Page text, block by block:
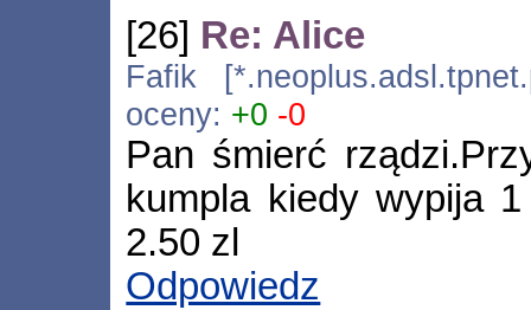
[26] Re: Alice
Fafik
oceny: +0 -0
Pan śmierć
kumpla kiedy wypija
2.50 zl
Odpowiedz